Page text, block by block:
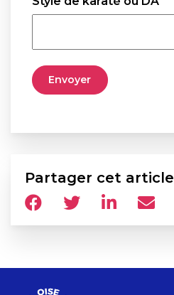
Partager cet article